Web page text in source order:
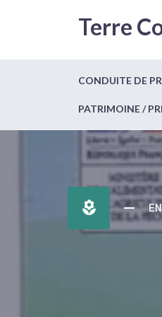
Terre
CONDUITE DE
PATRIMOINE /
local_florist